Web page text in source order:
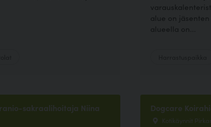
alue on
alueella on...
sakraalihoitaja Niina
Dogcare
Kotikäynnit